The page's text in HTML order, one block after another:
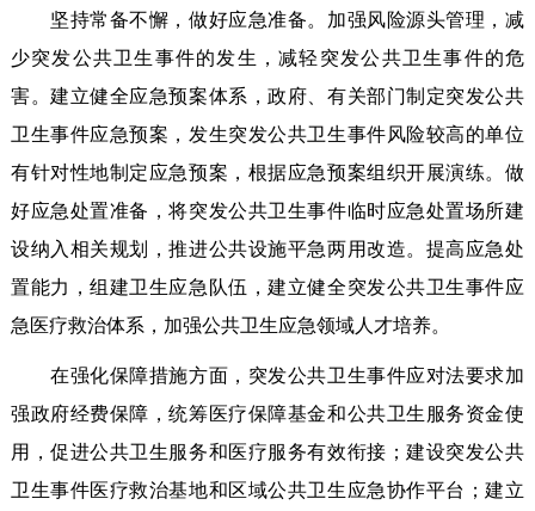
坚持常备不懈，做好应急准备。加强风险源头管理，减
少突发公共卫生事件的发生，减轻突发公共卫生事件的危
害。建立健全应急预案体系，政府、有关部门制定突发公共
卫生事件应急预案，发生突发公共卫生事件风险较高的单位
有针对性地制定应急预案，根据应急预案组织开展演练。做
好应急处置准备，将突发公共卫生事件临时应急处置场所建
设纳入相关规划，推进公共设施平急两用改造。提高应急处
置能力，组建卫生应急队伍，建立健全突发公共卫生事件应
急医疗救治体系，加强公共卫生应急领域人才培养。
在强化保障措施方面，突发公共卫生事件应对法要求加
强政府经费保障，统筹医疗保障基金和公共卫生服务资金使
用，促进公共卫生服务和医疗服务有效衔接；建设突发公共
卫生事件医疗救治基地和区域公共卫生应急协作平台；建立